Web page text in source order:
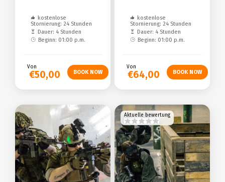
kostenlose
Stornierung: 24 Stunden
Dauer: 4 Stunden
Beginn: 01:00 p.m.
Von
€50,00
kostenlose
Stornierung: 24 Stunden
Dauer: 4 Stunden
Beginn: 01:00 p.m.
Von
€64,00
Aktuelle bewertung